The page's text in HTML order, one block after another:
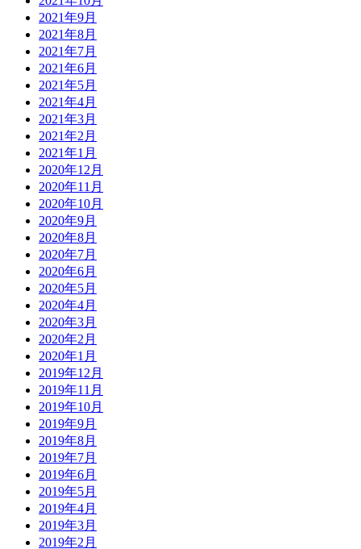
2021年9月
2021年8月
2021年7月
2021年6月
2021年5月
2021年4月
2021年3月
2021年2月
2021年1月
2020年12月
2020年11月
2020年10月
2020年9月
2020年8月
2020年7月
2020年6月
2020年5月
2020年4月
2020年3月
2020年2月
2020年1月
2019年12月
2019年11月
2019年10月
2019年9月
2019年8月
2019年7月
2019年6月
2019年5月
2019年4月
2019年3月
2019年2月